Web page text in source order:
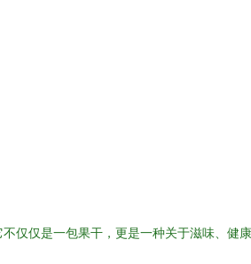
仅仅是一包果干，更是一种关于滋味、健